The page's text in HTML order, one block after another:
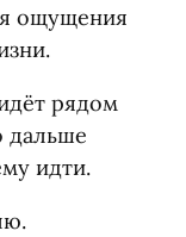
ощущения
рядом
дальше
идти.